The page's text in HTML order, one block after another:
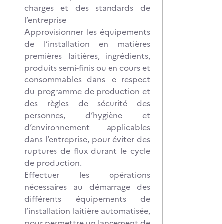
charges et des standards de
l’entreprise
Approvisionner les équipements
de l’installation en matières
premières laitières, ingrédients,
produits semi-finis ou en cours et
consommables dans le respect
du programme de production et
des règles de sécurité des
personnes, d’hygiène et
d’environnement applicables
dans l’entreprise, pour éviter des
ruptures de flux durant le cycle
de production.
Effectuer les opérations
nécessaires au démarrage des
différents équipements de
l’installation laitière automatisée,